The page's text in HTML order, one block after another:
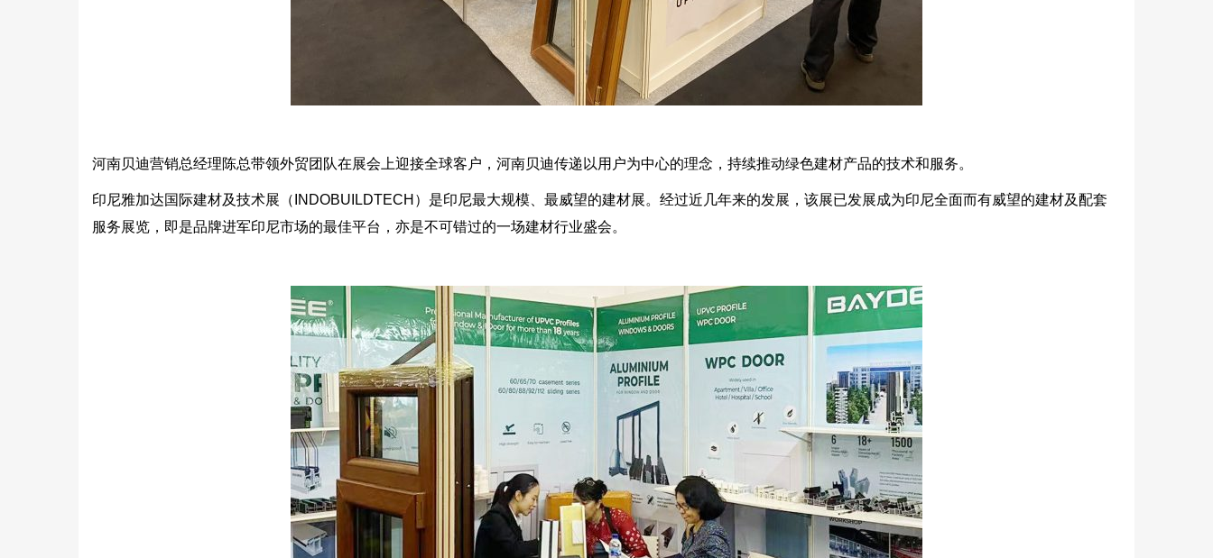
河南贝迪营销总经理陈总带领外贸团队在展会上迎接全球客户，河南贝迪传递以用户为中心的理念，持续推动绿色建材产品的技术和服务。
印尼雅加达国际建材及技术展（INDOBUILDTECH）是印尼最大规模、最威望的建材展。经过近几年来的发展，该展已发展成为印尼全面而有威望的建材及配套
服务展览，即是品牌进军印尼市场的最佳平台，亦是不可错过的一场建材行业盛会。